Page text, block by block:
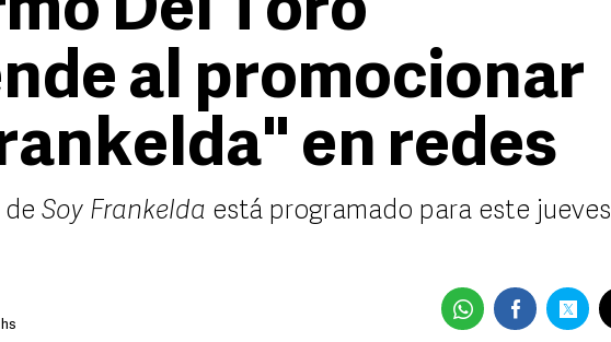
Del Toro
al promocionar
en redes
de Soy Frankelda está programado para este jueves